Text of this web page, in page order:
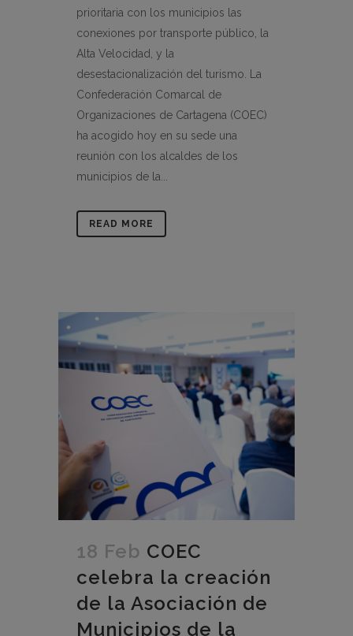
prioritaria con los municipios las
conexiones por transporte público, la
Alta Velocidad, y la
desestacionalización del turismo. La
Confederación Comarcal de
Organizaciones de Cartagena (COEC)
ha acogido hoy en su sede una
reunión con los alcaldes de los
municipios de la...
READ MORE
18 Feb COEC
celebra la creación
de la Asociación de
Municipios de la